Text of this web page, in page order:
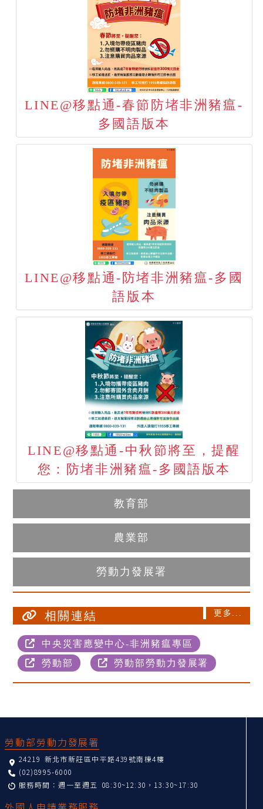
LINE@移點通-春節防堵非洲豬瘟-
多國語版本
LINE@移點通-防堵非洲豬瘟-多國
語版本
LINE@移點通-中秋節將至，提醒
您：防堵非洲豬瘟-多國語版本
教育部
農業部
勞動力發展署
相關連結 更多...
中央災害應變中心-非洲豬瘟專區
勞動部
勞動部勞動力發展署
勞動部勞動力發展署
24219 新北市新莊區中平路439號南棟4樓
(02)8995-6000
服務時間：週一至週五 08:30~12:30，13:30~17:30